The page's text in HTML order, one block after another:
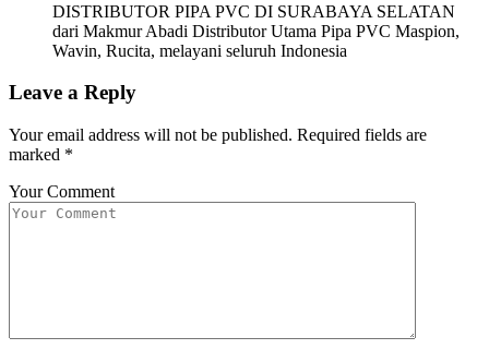
DISTRIBUTOR PIPA PVC DI SURABAYA SELATAN
dari Makmur Abadi Distributor Utama Pipa PVC Maspion,
Wavin, Rucita, melayani seluruh Indonesia
Leave a Reply
Your email address will not be published. Required fields are
marked *
Your Comment